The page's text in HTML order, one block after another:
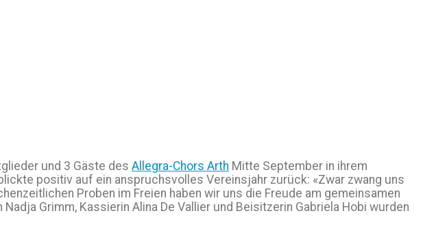
und 3 Gäste des Allegra-Chors Arth Mitte September in ihrem
positiv auf ein anspruchsvolles Vereinsjahr zurück: «Zwar zwang uns
Proben im Freien haben wir uns die Freude am gemeinsamen
Grimm, Kassierin Alina De Vallier und Beisitzerin Gabriela Hobi wurden